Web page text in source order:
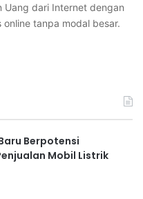
Uang dari Internet dengan
tanpa modal besar.
Berpotensi
Mobil Listrik